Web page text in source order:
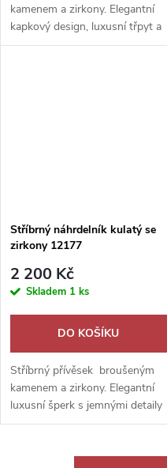
kamenem a zirkony. Elegantní
kapkový design, luxusní třpyt a
nadčasová krása.
Stříbrný náhrdelník kulatý se
zirkony 12177
2 200 Kč
Skladem 1 ks
DO KOŠÍKU
Stříbrný přívěsek broušeným
kamenem a zirkony. Elegantní
luxusní šperk s jemnými detaily
a výrazným třpytem.